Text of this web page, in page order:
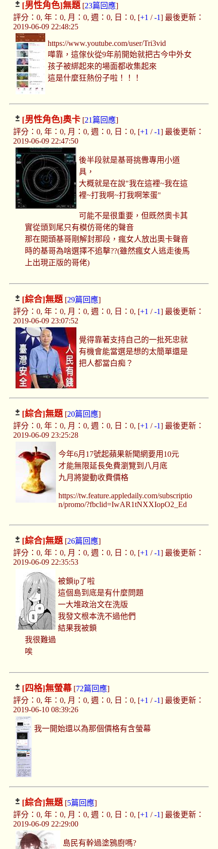
[男性角色]無題[23篇回應]
評分：0, 年：0, 月：0, 週：0, 日：0, [+1 /-1] 最後更新：
2019-06-09 22:48:25
https://www.youtube.com/user/Tri3vid
嘩靠，這傢伙從9年前開始就把古今中外女
孩子被綁起來的場面都收集起來
這是什麼狂熱份子啦！！！
[男性角色]奧卡[21篇回應]
評分：0, 年：0, 月：0, 週：0, 日：0, [+1 /-1] 最後更新：
2019-06-09 22:47:50
後半段就是基哥挑釁專用小道
具，
大概就是在說"我在這裡~我在這
裡~打我啊~打我啊笨蛋"
可能不是很重要，但既然奧卡其
實從頭到尾只有模仿哥佬的聲音
那在開頭基哥剛解封那段，瘋女人放出奧卡聲音
時的基哥為啥選擇不追擊??(雖然瘋女人逃走後馬
上出現正版的哥佬)
[綜合]無題[29篇回應]
評分：0, 年：0, 月：0, 週：0, 日：0, [+1 /-1] 最後更新：
2019-06-09 23:07:52
覺得靠著支持自己的一批死忠就
有機會能當選是想的太簡單還是
把人都當白痴？
[綜合]無題[20篇回應]
評分：0, 年：0, 月：0, 週：0, 日：0, [+1 /-1] 最後更新：
2019-06-09 23:25:28
今年6月17號起蘋果新聞網要用10元
才能無限延長免費瀏覽到八月底
九月將變動收費價格
https://tw.feature.appledaily.com/subscriptio
n/promo/?fbclid=IwAR1tNXXIopO2_Ed
[綜合]無題[26篇回應]
評分：0, 年：0, 月：0, 週：0, 日：0, [+1 /-1] 最後更新：
2019-06-09 22:35:53
被鎖ip了啦
這個島到底是有什麼問題
一大堆政治文在洗版
我發文根本洗不過他們
結果我被鎖
我很難過
唉
[四格]無螢幕[72篇回應]
評分：0, 年：0, 月：0, 週：0, 日：0, [+1 /-1] 最後更新：
2019-06-10 08:39:26
我一開始還以為那個價格有含螢幕
[綜合]無題[5篇回應]
評分：0, 年：0, 月：0, 週：0, 日：0, [+1 /-1] 最後更新：
2019-06-09 22:29:00
島民有幹過塗鴉廚嗎?